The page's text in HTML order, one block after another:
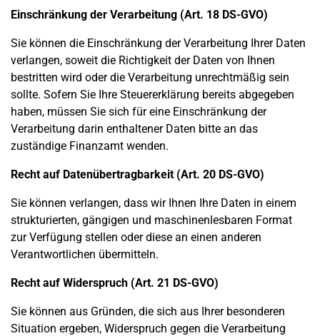
Einschränkung der Verarbeitung (Art. 18 DS-GVO)
Sie können die Einschränkung der Verarbeitung Ihrer Daten
verlangen, soweit die Richtigkeit der Daten von Ihnen
bestritten wird oder die Verarbeitung unrechtmäßig sein
sollte. Sofern Sie Ihre Steuererklärung bereits abgegeben
haben, müssen Sie sich für eine Einschränkung der
Verarbeitung darin enthaltener Daten bitte an das
zuständige Finanzamt wenden.
Recht auf Datenübertragbarkeit (Art. 20 DS-GVO)
Sie können verlangen, dass wir Ihnen Ihre Daten in einem
strukturierten, gängigen und maschinenlesbaren Format
zur Verfügung stellen oder diese an einen anderen
Verantwortlichen übermitteln.
Recht auf Widerspruch (Art. 21 DS-GVO)
Sie können aus Gründen, die sich aus Ihrer besonderen
Situation ergeben, Widerspruch gegen die Verarbeitung